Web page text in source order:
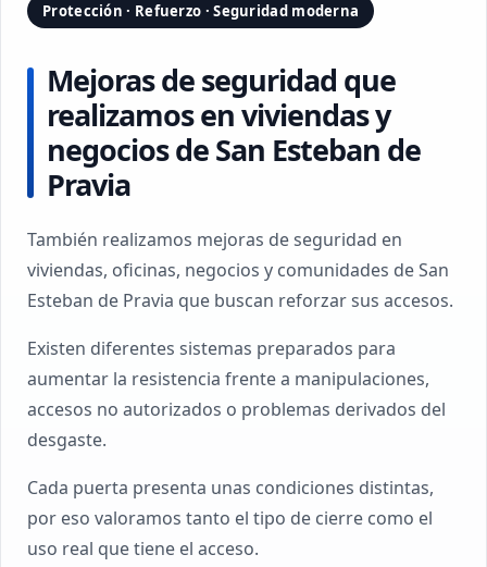
Protección · Refuerzo · Seguridad moderna
Mejoras de seguridad que
realizamos en viviendas y
negocios de San Esteban de
Pravia
También realizamos mejoras de seguridad en
viviendas, oficinas, negocios y comunidades de San
Esteban de Pravia que buscan reforzar sus accesos.
Existen diferentes sistemas preparados para
aumentar la resistencia frente a manipulaciones,
accesos no autorizados o problemas derivados del
desgaste.
Cada puerta presenta unas condiciones distintas,
por eso valoramos tanto el tipo de cierre como el
uso real que tiene el acceso.